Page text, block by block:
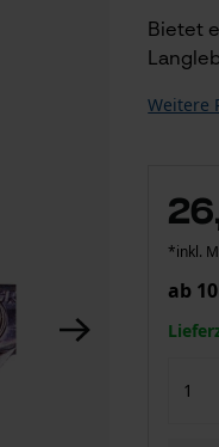
Bietet
Weitere
*inkl.
ab